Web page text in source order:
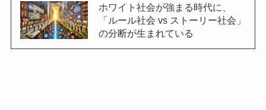
ホワイト社会が強まる時代に、
「ルール社会 vs ストーリー社会」
の分断が生まれている